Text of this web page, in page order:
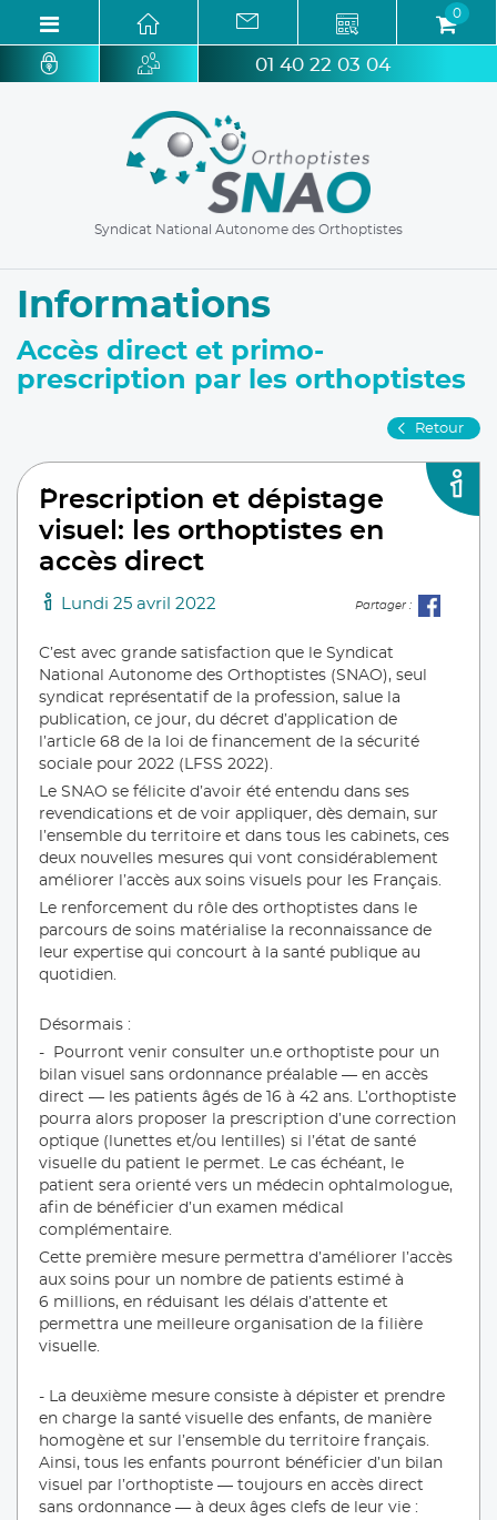
Syndicat National Autonome des Orthoptistes
0
01 40 22 03 04
Informations
Accès direct et primo-
prescription par les orthoptistes
Retour
¨Prescription et dépistage
visuel: les orthoptistes en
accès direct
Lundi 25 avril 2022 Partager :
C’est avec grande satisfaction que le Syndicat
National Autonome des Orthoptistes (SNAO), seul
syndicat représentatif de la profession, salue la
publication, ce jour, du décret d’application de
l’article 68 de la loi de financement de la sécurité
sociale pour 2022 (LFSS 2022).
Le SNAO se félicite d’avoir été entendu dans ses
revendications et de voir appliquer, dès demain, sur
l’ensemble du territoire et dans tous les cabinets, ces
deux nouvelles mesures qui vont considérablement
améliorer l’accès aux soins visuels pour les Français.
Le renforcement du rôle des orthoptistes dans le
parcours de soins matérialise la reconnaissance de
leur expertise qui concourt à la santé publique au
quotidien.
Désormais :
- Pourront venir consulter un.e orthoptiste pour un
bilan visuel sans ordonnance préalable — en accès
direct — les patients âgés de 16 à 42 ans. L’orthoptiste
pourra alors proposer la prescription d’une correction
optique (lunettes et/ou lentilles) si l’état de santé
visuelle du patient le permet. Le cas échéant, le
patient sera orienté vers un médecin ophtalmologue,
afin de bénéficier d’un examen médical
complémentaire.
Cette première mesure permettra d’améliorer l’accès
aux soins pour un nombre de patients estimé à
6 millions, en réduisant les délais d’attente et
permettra une meilleure organisation de la filière
visuelle.
- La deuxième mesure consiste à dépister et prendre
en charge la santé visuelle des enfants, de manière
homogène et sur l’ensemble du territoire français.
Ainsi, tous les enfants pourront bénéficier d’un bilan
visuel par l’orthoptiste — toujours en accès direct
sans ordonnance — à deux âges clefs de leur vie :